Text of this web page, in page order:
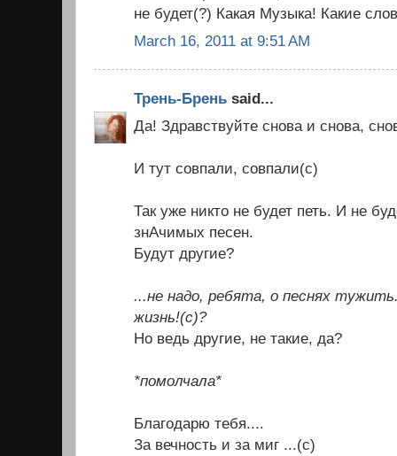
не будет(?) Какая Музыка! Какие
March 16, 2011 at 9:51 AM
Трень-Брень said...
Да! Здравствуйте снова и снова,
И тут совпали, совпали(с)
Так уже никто не будет петь. И не
знАчимых песен.
Будут другие?
...не надо, ребята, о песнях
жизнь!(с)?
Но ведь другие, не такие, да?
*помолчала*
Благодарю тебя....
За вечность и за миг ...(с)